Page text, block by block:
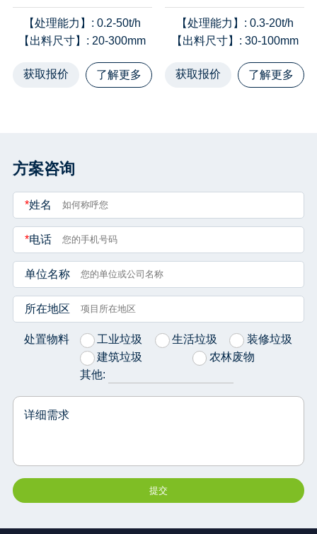
【处理能力】 : 0.2-50t/h
【出料尺寸】 : 20-300mm
获取报价 了解更多
【处理能力】 : 0.3-20t/h
【出料尺寸】 : 30-100mm
获取报价 了解更多
方案咨询
*姓名
*电话
单位名称
所在地区
处置物料 工业垃圾 生活垃圾
装修垃圾
建筑垃圾
农林废物
其他:
详细需求